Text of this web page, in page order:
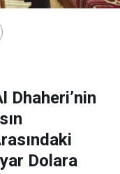
Dhaheri’nin
Dolara